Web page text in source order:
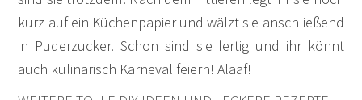
kurz auf ein Küchenpapier und wälzt sie anschließend
in Puderzucker. Schon sind sie fertig und ihr könnt
auch kulinarisch Karneval feiern! Alaaf!